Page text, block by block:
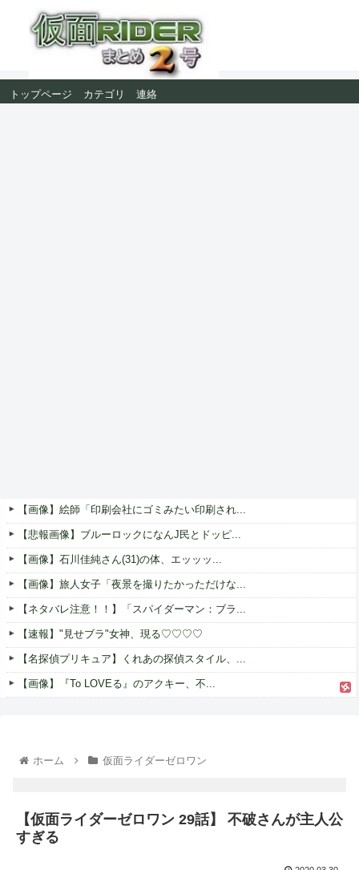
トップページ カテゴリ 連絡
【画像】絵師「印刷会社にゴミみたい印刷され...
【悲報画像】ブルーロックになんJ民とドッピ...
【画像】石川佳純さん(31)の体、エッッッ...
【画像】旅人女子「夜景を撮りたかっただけな...
【ネタバレ注意！！】「スパイダーマン：ブラ...
【速報】"見せブラ"女神、現る♡♡♡♡
【名探偵プリキュア】くれあの探偵スタイル、...
【画像】『To LOVEる』のアクキー、不...
ホーム 仮面ライダーゼロワン
【仮面ライダーゼロワン 29話】 不破さんが主人公
すぎる